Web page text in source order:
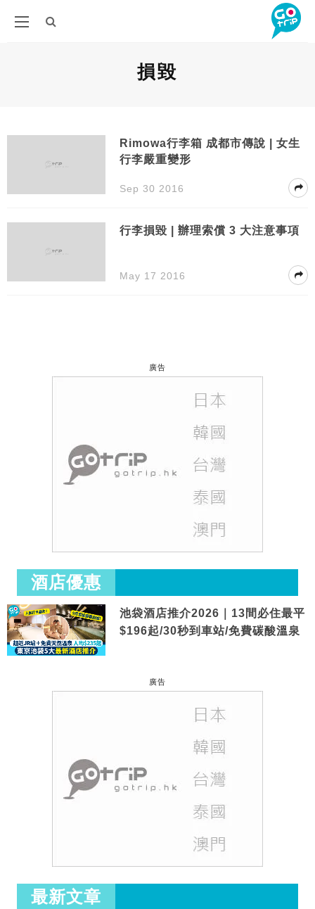
損毀
Rimowa行李箱 成都市傳說 | 女生
行李嚴重變形
Sep 30 2016
行李損毀 | 辦理索償 3 大注意事項
May 17 2016
廣告
酒店優惠
池袋酒店推介2026｜13間必住最平
$196起/30秒到車站/免費碳酸溫泉
廣告
最新文章